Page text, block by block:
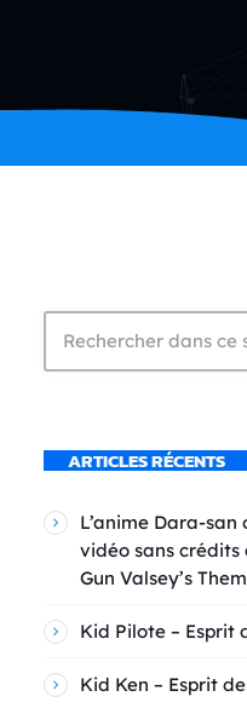
ARTICLES RÉCENTS
L’anime Dara-
vidéo sans crédits
Gun Valsey’s
Kid Pilote – Esprit
Kid Ken – Esprit